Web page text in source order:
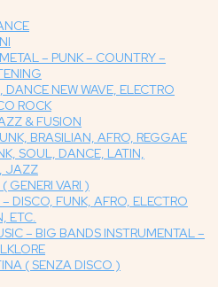
– PUNK – COUNTRY –
DANCE NEW WAVE, ELECTRO
ROCK
& FUSION
BRASILIAN, AFRO, REGGAE
SOUL, DANCE, LATIN,
JAZZ
GENERI VARI )
DISCO, FUNK, AFRO, ELECTRO
ETC.
– BIG BANDS INSTRUMENTAL –
( SENZA DISCO )